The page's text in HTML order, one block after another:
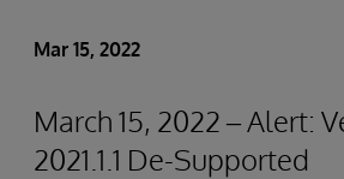
Mar 15, 2022
March 15, 2022 – Alert:
2021.1.1 De-Supported